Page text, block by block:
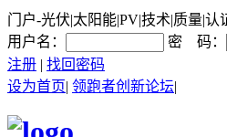
门户-光伏|太阳能|PV|技术|质量|认
用户名：
密 码：
注册 | 找回密码
设为首页| 领跑者创新论坛|